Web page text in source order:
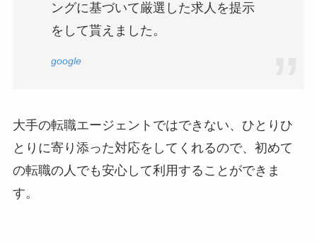
ングに基づいて厳選した求人を提示
をして貰えました。
google
大手の転職エージェントではできない、ひとりひ
とりに寄り添った対応をしてくれるので、初めて
の転職の人でも安心して利用することができま
す。